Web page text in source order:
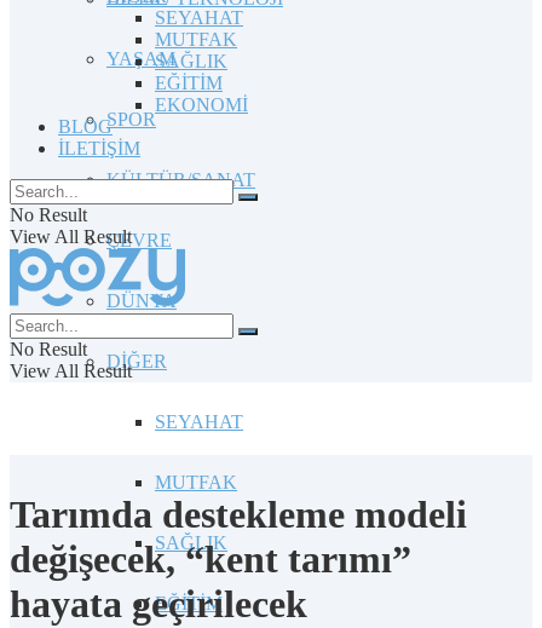
YAŞAM
SPOR
KÜLTÜR/SANAT
ÇEVRE
DÜNYA
DİĞER
SEYAHAT
MUTFAK
SAĞLIK
EĞİTİM
SEYAHAT
MUTFAK
SAĞLIK
EĞİTİM
EKONOMİ
BLOG
İLETİŞİM
No Result
View All Result
No Result
View All Result
Tarımda destekleme modeli
değişecek, “kent tarımı”
hayata geçirilecek